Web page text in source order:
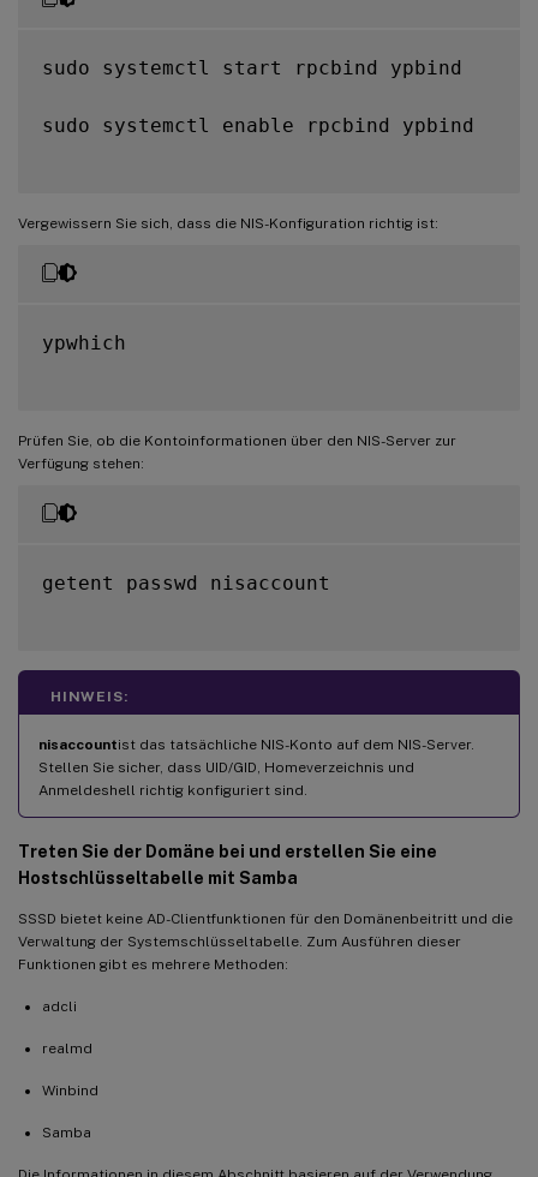
sudo systemctl start rpcbind ypbind
sudo systemctl enable rpcbind ypbind
Vergewissern Sie sich, dass die NIS-Konfiguration richtig ist:
ypwhich
Prüfen Sie, ob die Kontoinformationen über den NIS-Server zur
Verfügung stehen:
getent passwd nisaccount
HINWEIS:
nisaccountist das tatsächliche NIS-Konto auf dem NIS-Server.
Stellen Sie sicher, dass UID/GID, Homeverzeichnis und
Anmeldeshell richtig konfiguriert sind.
Treten Sie der Domäne bei und erstellen Sie eine
Hostschlüsseltabelle mit Samba
SSSD bietet keine AD-Clientfunktionen für den Domänenbeitritt und die
Verwaltung der Systemschlüsseltabelle. Zum Ausführen dieser
Funktionen gibt es mehrere Methoden:
adcli
realmd
Winbind
Samba